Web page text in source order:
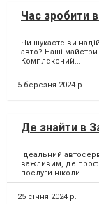
Час зробити
Чи шукаєте ви
авто? Наші
Комплексний...
5 березня 2024 р.
Де знайти в
Ідеальний
важливим, де
послуги ніколи...
25 січня 2024 р.